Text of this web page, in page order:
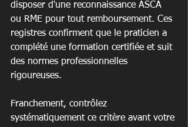
disposer d'une reconnaissance ASCA
ou RME pour tout remboursement. Ces
registres confirment que le praticien a
complété une formation certifiée et suit
des normes professionnelles
rigoureuses.
Franchement, contrôlez
systématiquement ce critère avant votre